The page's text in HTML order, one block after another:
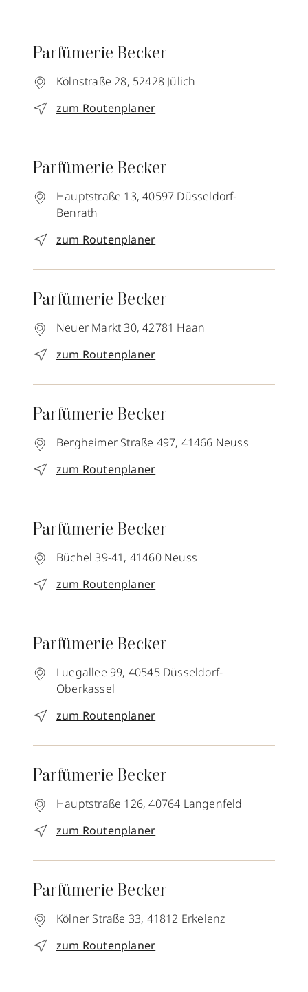
Parfümerie Becker
Kölnstraße 28, 52428 Jülich
zum Routenplaner
Parfümerie Becker
Hauptstraße 13, 40597 Düsseldorf-
Benrath
zum Routenplaner
Parfümerie Becker
Neuer Markt 30, 42781 Haan
zum Routenplaner
Parfümerie Becker
Bergheimer Straße 497, 41466 Neuss
zum Routenplaner
Parfümerie Becker
Büchel 39-41, 41460 Neuss
zum Routenplaner
Parfümerie Becker
Luegallee 99, 40545 Düsseldorf-
Oberkassel
zum Routenplaner
Parfümerie Becker
Hauptstraße 126, 40764 Langenfeld
zum Routenplaner
Parfümerie Becker
Kölner Straße 33, 41812 Erkelenz
zum Routenplaner